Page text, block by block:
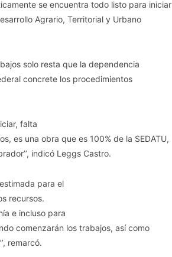
se encuentra todo listo para iniciar
Agrario, Territorial y Urbano
solo resta que la dependencia
concrete los procedimientos
falta
es una obra que es 100% de la SEDATU,
indicó Leggs Castro.
para el
recursos.
e incluso para
comenzarán los trabajos, así como
remarcó.